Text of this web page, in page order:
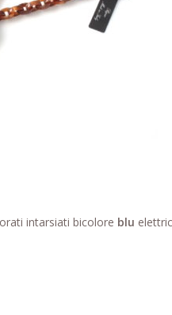
intarsiati bicolore blu